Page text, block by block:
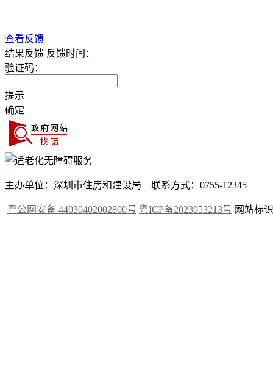
查看反馈
结果反馈 反馈时间：
验证码：
提示
确定
主办单位：深圳市住房和建设局 联系方式：0755-12345
粤公网安备 44030402002800号 粤ICP备2023053213号 网站标